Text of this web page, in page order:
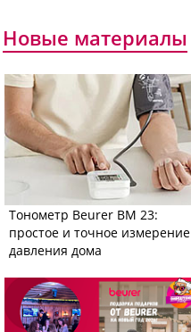
Новые материалы
Тонометр Beurer BM 23:
простое и точное измерение
давления дома